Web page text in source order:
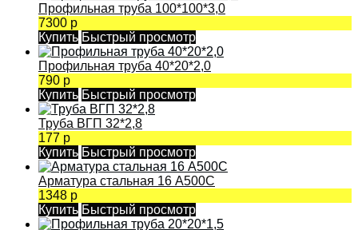
Профильная труба 100*100*3,0
7300 р
Купить Быстрый просмотр
Профильная труба 40*20*2,0
790 р
Купить Быстрый просмотр
Труба ВГП 32*2,8
177 р
Купить Быстрый просмотр
Арматура стальная 16 А500С
1348 р
Купить Быстрый просмотр